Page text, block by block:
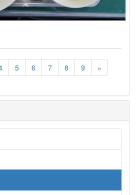
5 6 7 8 9 »